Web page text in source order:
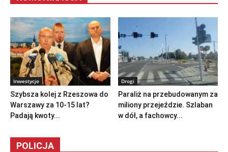
Inwestycje
Szybsza kolej z Rzeszowa do
Warszawy za 10-15 lat?
Padają kwoty...
Drogi
Paraliż na przebudowanym za
miliony przejeździe. Szlaban
w dół, a fachowcy...
POLICJA